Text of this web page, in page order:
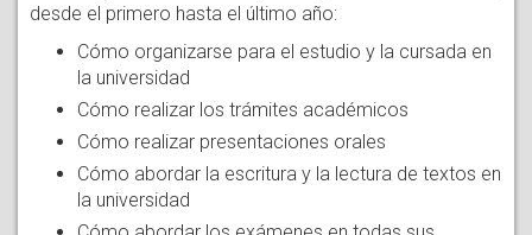
desde el primero hasta el último año:
Cómo organizarse para el estudio y la cursada en
la universidad
Cómo realizar los trámites académicos
Cómo realizar presentaciones orales
Cómo abordar la escritura y la lectura de textos en
la universidad